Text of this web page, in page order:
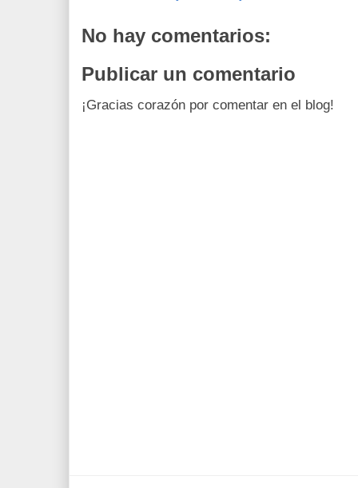
No hay comentarios:
Publicar un comentario
¡Gracias corazón por comentar en el blog!